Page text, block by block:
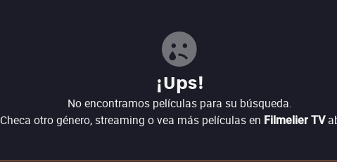
¡Ups!
No encontramos películas para su búsqueda.
Checa otro género, streaming o vea más películas en Filmelier TV